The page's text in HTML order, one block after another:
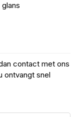
contact met ons
ontvangt snel